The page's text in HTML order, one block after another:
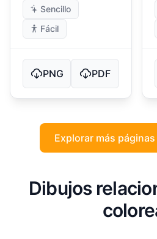
Sencillo
Fácil
PNG PDF
Explorar más
Dibujos